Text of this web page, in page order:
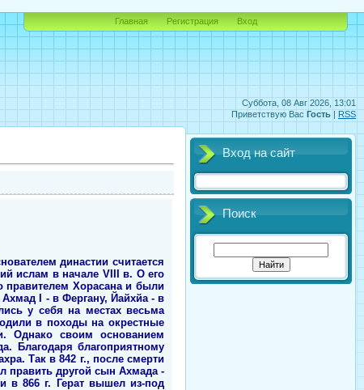
Суббота, 08 Авг 2026, 13:01
Приветствую Вас Гость | RSS
Главная Регистрация Вход
династии считается
ислам в начале VIII в. О его
правителем Хорасана и были
I - в Фергану, Йайхйа - в
у себя на местах весьма
в походы на окрестные
Однако своим основанием
Благодаря благоприятному
Так в 842 г., после смерти
править другой сын Ахмада -
в 866 г. Герат вышел из-под
Вход на сайт
Поиск